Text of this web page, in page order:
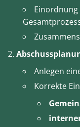
Einordnung
Anlegen
Korrekte